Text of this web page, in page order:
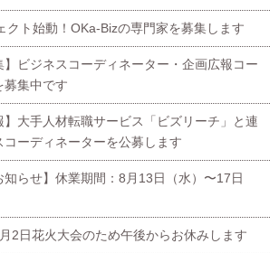
クト始動！OKa-Bizの専門家を募集します
】ビジネスコーディネーター・企画広報コー
募集中です
】大手人材転職サービス「ビズリーチ」と連
コーディネーターを公募します
知らせ】休業期間：8月13日（水）〜17日
月2日花火大会のため午後からお休みします